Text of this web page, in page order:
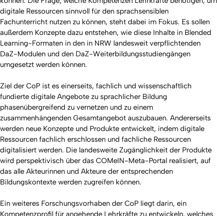
digitale Ressourcen sinnvoll für den sprachsensiblen
Fachunterricht nutzen zu können, steht dabei im Fokus. Es sollen
außerdem Konzepte dazu entstehen, wie diese Inhalte in Blended
Learning-Formaten in den in NRW landesweit verpflichtenden
DaZ-Modulen und den DaZ-Weiterbildungsstudiengängen
umgesetzt werden können.
Ziel der CoP ist es einerseits, fachlich und wissenschaftlich
fundierte digitale Angebote zu sprachlicher Bildung
phasenübergreifend zu vernetzen und zu einem
zusammenhängenden Gesamtangebot auszubauen. Andererseits
werden neue Konzepte und Produkte entwickelt, indem digitale
Ressourcen fachlich erschlossen und fachliche Ressourcen
digitalisiert werden. Die landesweite Zugänglichkeit der Produkte
wird perspektivisch über das COMeIN-Meta-Portal realisiert, auf
das alle Akteurinnen und Akteure der entsprechenden
Bildungskontexte werden zugreifen können.
Ein weiteres Forschungsvorhaben der CoP liegt darin, ein
Kompetenzprofil für angehende Lehrkräfte zu entwickeln, welches